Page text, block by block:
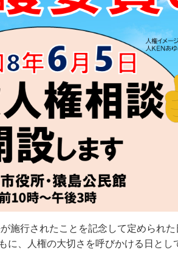
行されたことを記念して定められ
に、人権の大切さを呼びかける日と